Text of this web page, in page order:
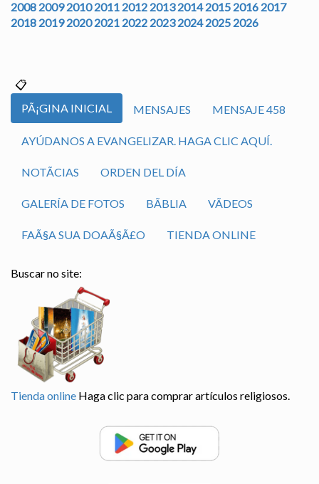
2008 2009 2010 2011 2012 2013 2014 2015 2016 2017
2018 2019 2020 2021 2022 2023 2024 2025 2026
PÃ¡GINA INICIAL MENSAJES MENSAJE 458
AYÚDANOS A EVANGELIZAR. HAGA CLIC AQUÍ.
NOTÃ­CIAS ORDEN DEL DÍA
GALERÍA DE FOTOS BÃ­BLIA VÃ­DEOS
FAÃ§A SUA DOAÃ§Ã£O TIENDA ONLINE
Buscar no site:
Tienda online Haga clic para comprar artículos religiosos.